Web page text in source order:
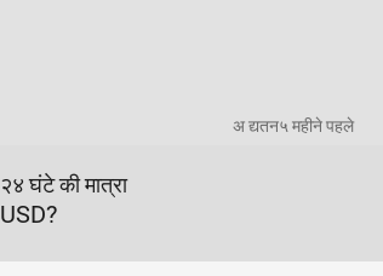
२४ घंटे की मात्रा
USD?
अ द्यतन५ महीने पहले